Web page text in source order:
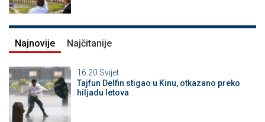
Najnovije Najčitanije
16:20 Svijet
Tajfun Delfin stigao u Kinu, otkazano preko
hiljadu letova